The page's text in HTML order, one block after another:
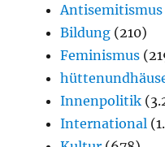
Antisemitismus
Bildung (210)
Feminismus
Innenpolitik
International